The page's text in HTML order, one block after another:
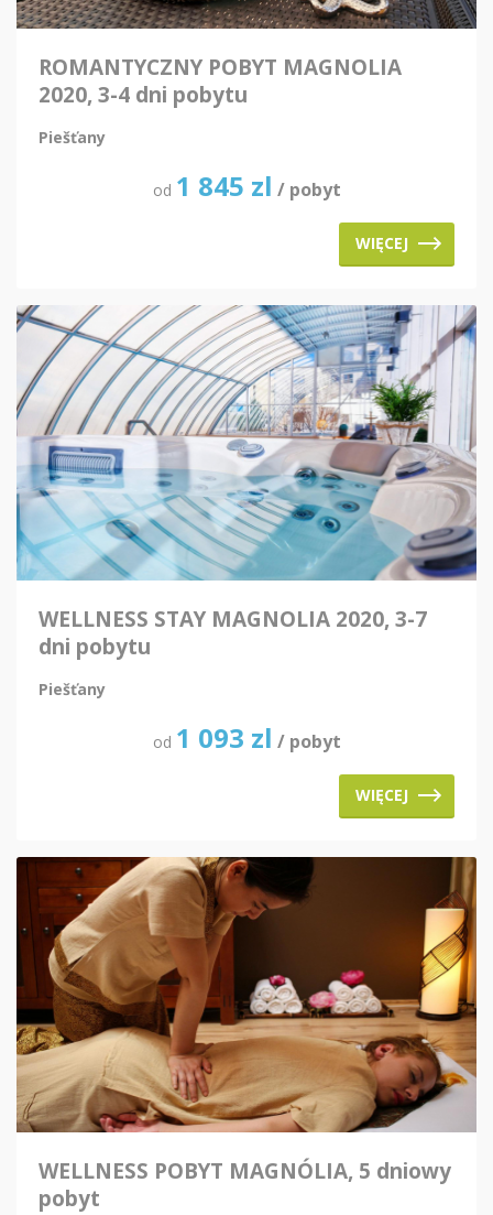
ROMANTYCZNY POBYT MAGNOLIA
2020, 3-4 dni pobytu
Piešťany
od 1 845 zl / pobyt
WIĘCEJ
WELLNESS STAY MAGNOLIA 2020, 3-7
dni pobytu
Piešťany
od 1 093 zl / pobyt
WIĘCEJ
WELLNESS POBYT MAGNÓLIA, 5 dniowy
pobyt